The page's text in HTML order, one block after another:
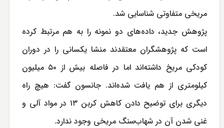
مریخی متفاوتی شناسایی شد.
پژوهش جدید، داده‌های دو نمونه را به هم مرتبط کرده
است که پژوهشگران معتقدند منشا یکسانی را در دوران
کودکی مریخ داشته‌اند اما در فاصله بیش از ۵۰ میلیون
کیلومتری از هم یافت شده‌اند. جانسون گفت: هیچ راه
دیگری برای توضیح دادن کاهش کربن ۱۳ در مواد آلی و
غنی شدن آن در شهاب‌سنگ مریخی وجود ندارد.